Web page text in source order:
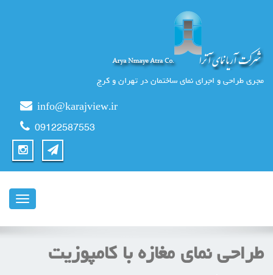
مجری طراحی و اجرای نمای ساختمان در تهران و کرج
info@karajview.ir
09122587553
ناوبری
طراحی نمای مغازه با کامپوزیت